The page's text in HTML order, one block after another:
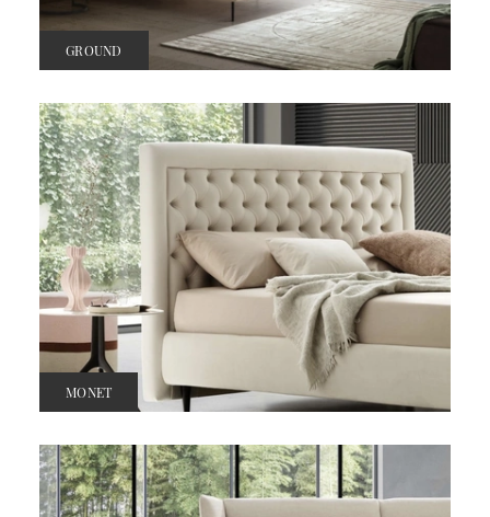
GROUND
MONET